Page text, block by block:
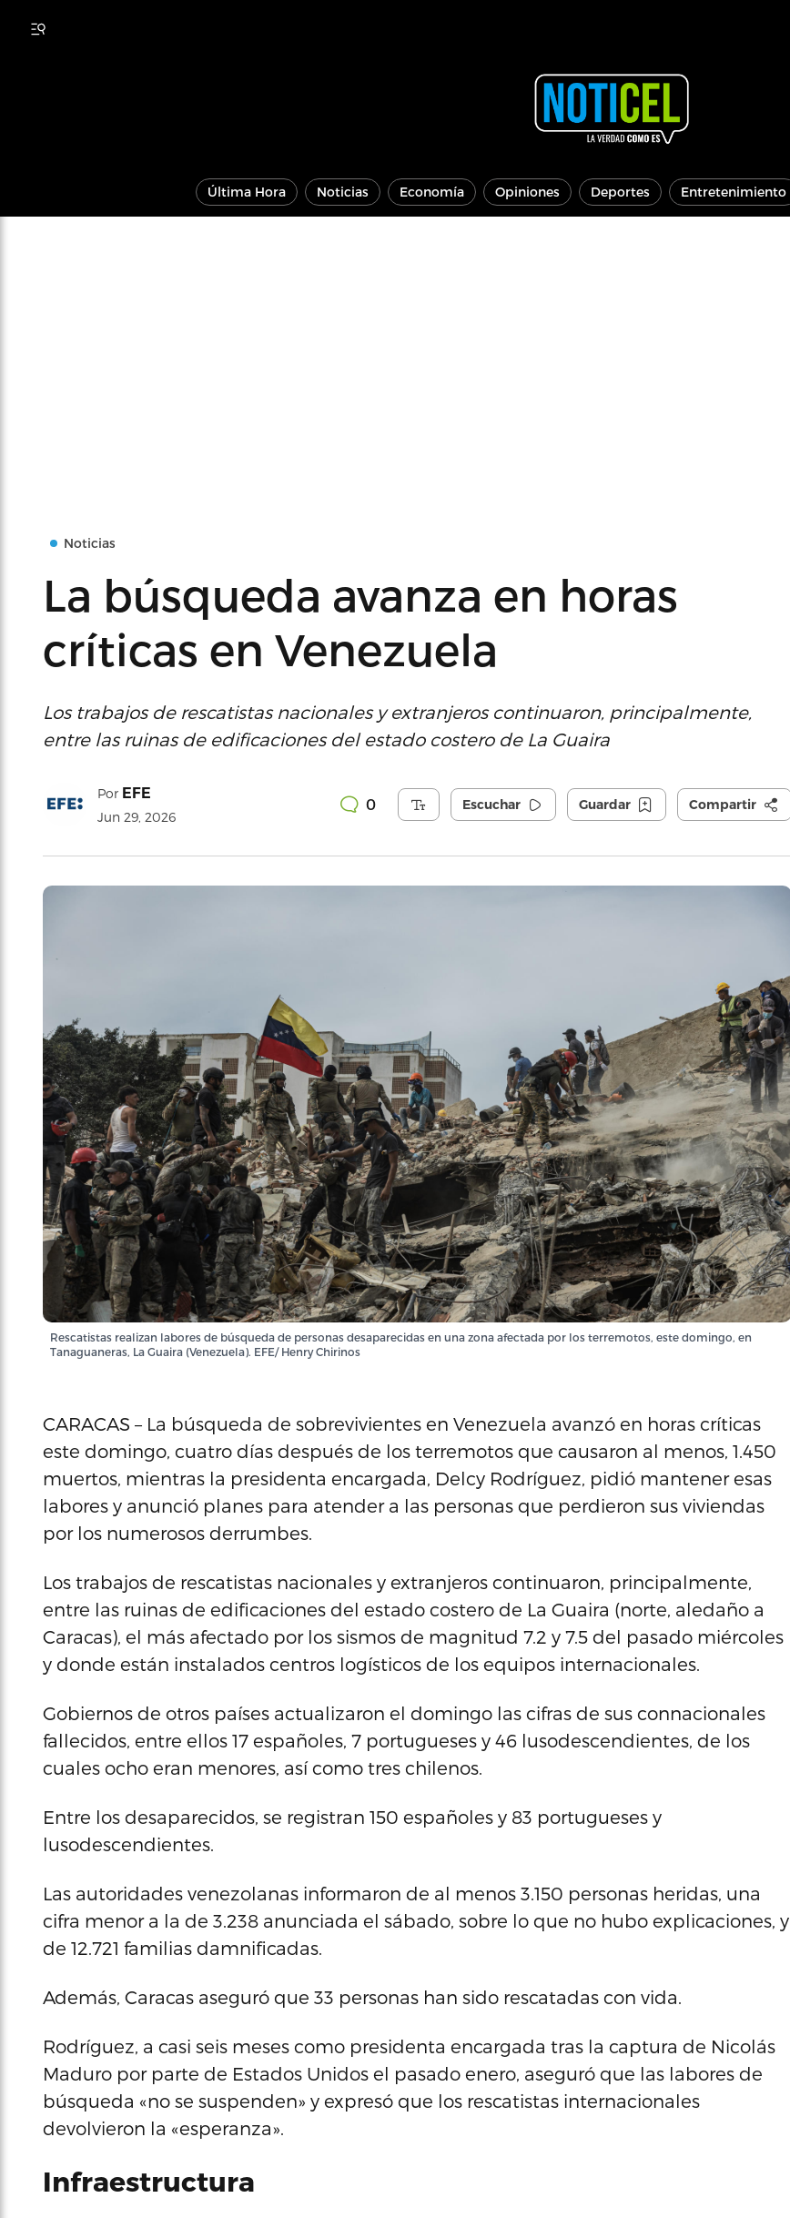
Última Hora Noticias Economía Opiniones Deportes Entretenimiento
Noticias
La búsqueda avanza en horas
críticas en Venezuela
Los trabajos de rescatistas nacionales y extranjeros continuaron, principalmente,
entre las ruinas de edificaciones del estado costero de La Guaira
Por EFE
Jun 29, 2026
0 Escuchar Guardar Compartir
Rescatistas realizan labores de búsqueda de personas desaparecidas en una zona afectada por los terremotos, este domingo, en
Tanaguaneras, La Guaira (Venezuela). EFE/ Henry Chirinos
CARACAS – La búsqueda de sobrevivientes en Venezuela avanzó en horas críticas
este domingo, cuatro días después de los terremotos que causaron al menos, 1.450
muertos, mientras la presidenta encargada, Delcy Rodríguez, pidió mantener esas
labores y anunció planes para atender a las personas que perdieron sus viviendas
por los numerosos derrumbes.
Los trabajos de rescatistas nacionales y extranjeros continuaron, principalmente,
entre las ruinas de edificaciones del estado costero de La Guaira (norte, aledaño a
Caracas), el más afectado por los sismos de magnitud 7.2 y 7.5 del pasado miércoles
y donde están instalados centros logísticos de los equipos internacionales.
Gobiernos de otros países actualizaron el domingo las cifras de sus connacionales
fallecidos, entre ellos 17 españoles, 7 portugueses y 46 lusodescendientes, de los
cuales ocho eran menores, así como tres chilenos.
Entre los desaparecidos, se registran 150 españoles y 83 portugueses y
lusodescendientes.
Las autoridades venezolanas informaron de al menos 3.150 personas heridas, una
cifra menor a la de 3.238 anunciada el sábado, sobre lo que no hubo explicaciones, y
de 12.721 familias damnificadas.
Además, Caracas aseguró que 33 personas han sido rescatadas con vida.
Rodríguez, a casi seis meses como presidenta encargada tras la captura de Nicolás
Maduro por parte de Estados Unidos el pasado enero, aseguró que las labores de
búsqueda «no se suspenden» y expresó que los rescatistas internacionales
devolvieron la «esperanza».
Infraestructura